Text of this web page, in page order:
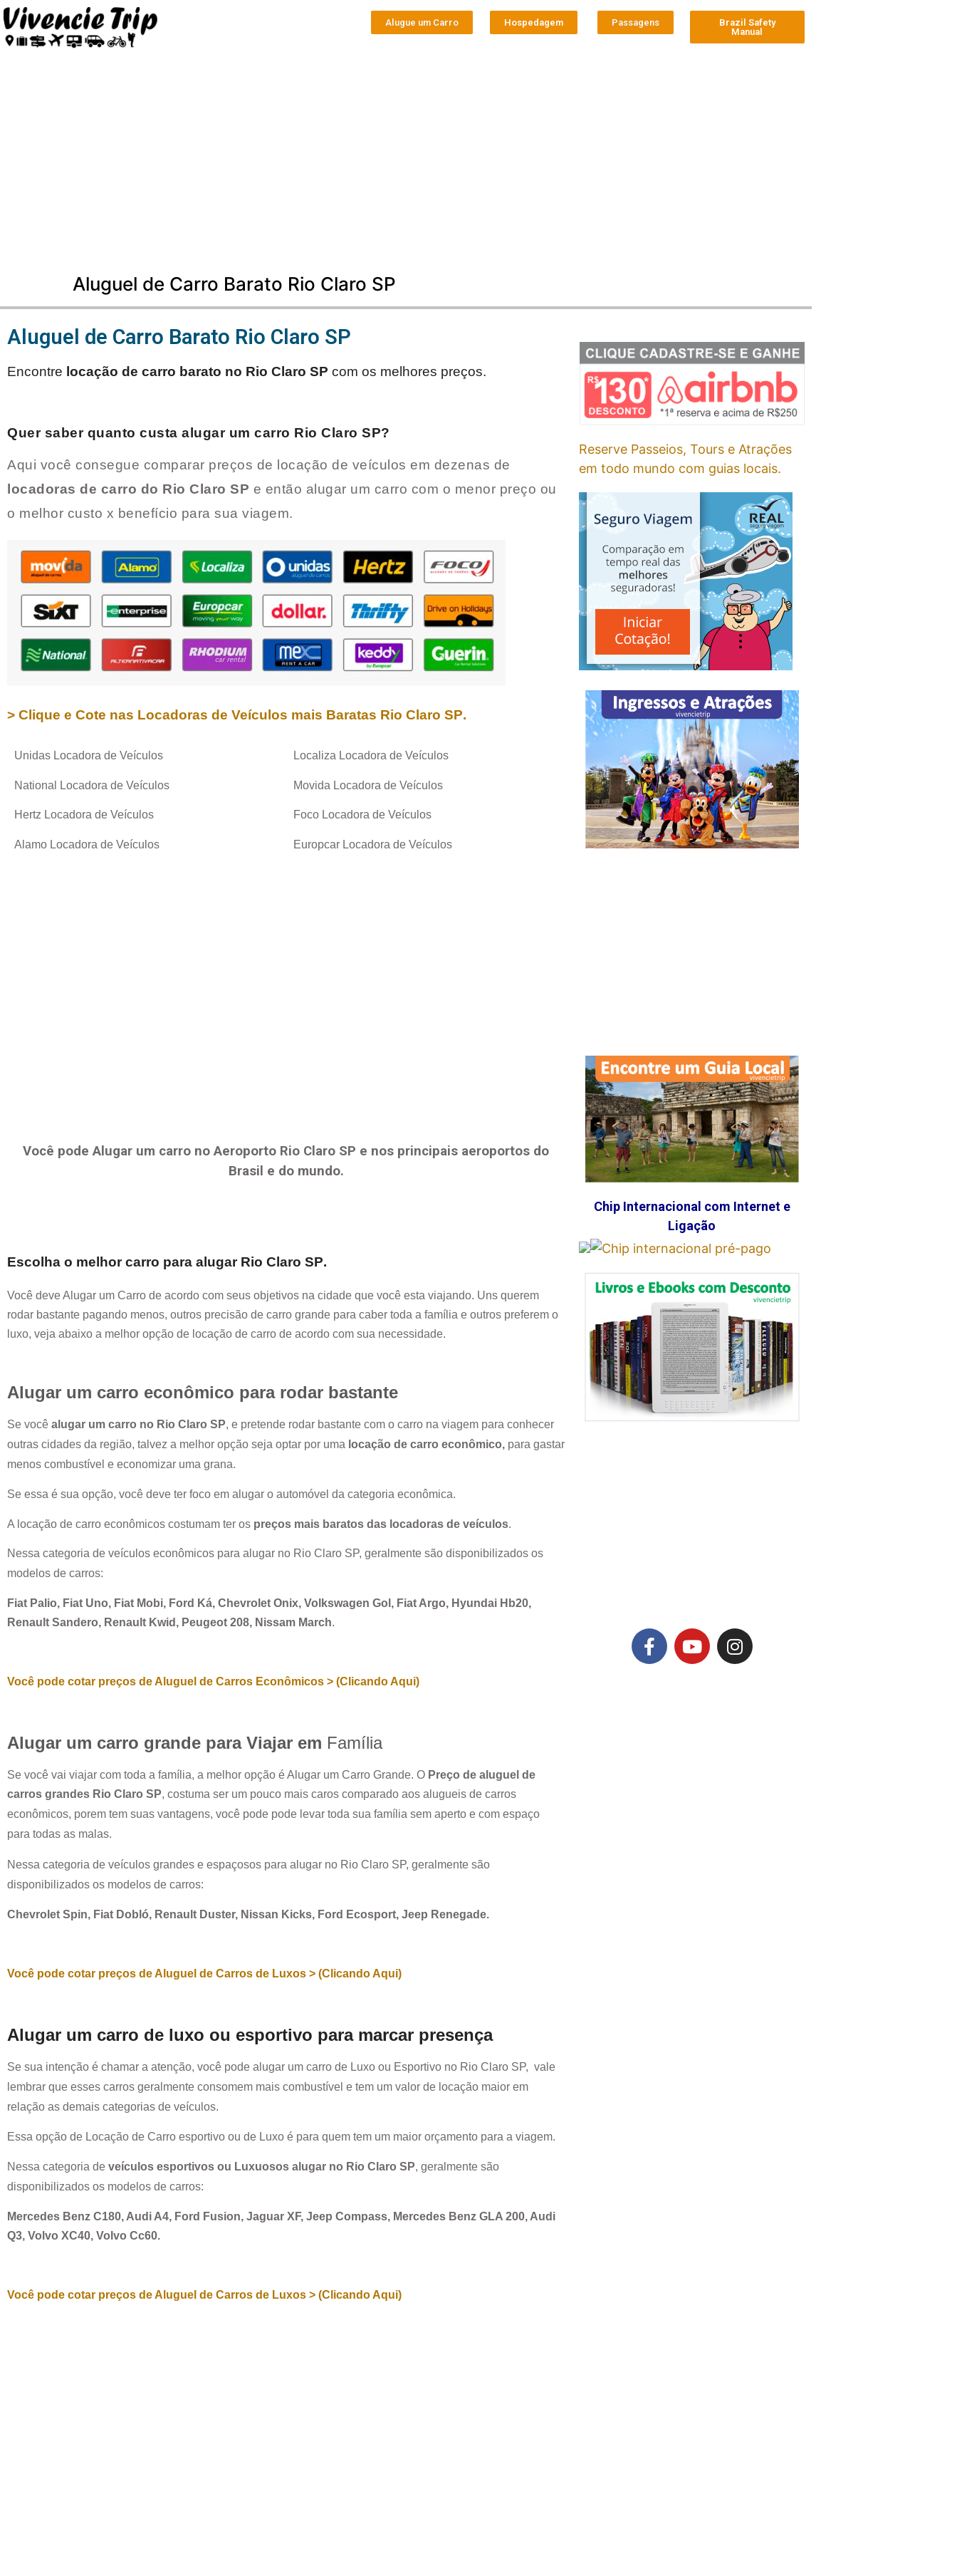
Alugue um Carro Hospedagem Passagens
Brazil Safety
Manual
Aluguel de Carro Barato Rio Claro SP
Aluguel de Carro Barato Rio Claro SP
Encontre locação de carro barato no Rio Claro SP com os melhores preços.
Quer saber quanto custa alugar um carro Rio Claro SP?
Aqui você consegue comparar preços de locação de veículos em dezenas de
locadoras de carro do Rio Claro SP e então alugar um carro com o menor preço ou
o melhor custo x benefício para sua viagem.
> Clique e Cote nas Locadoras de Veículos mais Baratas Rio Claro SP.
Unidas Locadora de Veículos
National Locadora de Veículos
Hertz Locadora de Veículos
Alamo Locadora de Veículos
Localiza Locadora de Veículos
Movida Locadora de Veículos
Foco Locadora de Veículos
Europcar Locadora de Veículos
Você pode Alugar um carro no Aeroporto Rio Claro SP e nos principais aeroportos do
Brasil e do mundo.
Escolha o melhor carro para alugar Rio Claro SP.
Você deve Alugar um Carro de acordo com seus objetivos na cidade que você esta viajando. Uns querem
rodar bastante pagando menos, outros precisão de carro grande para caber toda a família e outros preferem o
luxo, veja abaixo a melhor opção de locação de carro de acordo com sua necessidade.
Alugar um carro econômico para rodar bastante
Se você alugar um carro no Rio Claro SP, e pretende rodar bastante com o carro na viagem para conhecer
outras cidades da região, talvez a melhor opção seja optar por uma locação de carro econômico, para gastar
menos combustível e economizar uma grana.
Se essa é sua opção, você deve ter foco em alugar o automóvel da categoria econômica.
A locação de carro econômicos costumam ter os preços mais baratos das locadoras de veículos.
Nessa categoria de veículos econômicos para alugar no Rio Claro SP, geralmente são disponibilizados os
modelos de carros:
Fiat Palio, Fiat Uno, Fiat Mobi, Ford Ká, Chevrolet Onix, Volkswagen Gol, Fiat Argo, Hyundai Hb20,
Renault Sandero, Renault Kwid, Peugeot 208, Nissam March.
Você pode cotar preços de Aluguel de Carros Econômicos > (Clicando Aqui)
Alugar um carro grande para Viajar em Família
Se você vai viajar com toda a família, a melhor opção é Alugar um Carro Grande. O Preço de aluguel de
carros grandes Rio Claro SP, costuma ser um pouco mais caros comparado aos alugueis de carros
econômicos, porem tem suas vantagens, você pode pode levar toda sua família sem aperto e com espaço
para todas as malas.
Nessa categoria de veículos grandes e espaçosos para alugar no Rio Claro SP, geralmente são
disponibilizados os modelos de carros:
Chevrolet Spin, Fiat Dobló, Renault Duster, Nissan Kicks, Ford Ecosport, Jeep Renegade.
Você pode cotar preços de Aluguel de Carros de Luxos > (Clicando Aqui)
Alugar um carro de luxo ou esportivo para marcar presença
Se sua intenção é chamar a atenção, você pode alugar um carro de Luxo ou Esportivo no Rio Claro SP, vale
lembrar que esses carros geralmente consomem mais combustível e tem um valor de locação maior em
relação as demais categorias de veículos.
Essa opção de Locação de Carro esportivo ou de Luxo é para quem tem um maior orçamento para a viagem.
Nessa categoria de veículos esportivos ou Luxuosos alugar no Rio Claro SP, geralmente são
disponibilizados os modelos de carros:
Mercedes Benz C180, Audi A4, Ford Fusion, Jaguar XF, Jeep Compass, Mercedes Benz GLA 200, Audi
Q3, Volvo XC40, Volvo Cc60.
Você pode cotar preços de Aluguel de Carros de Luxos > (Clicando Aqui)
Reserve Passeios, Tours e Atrações
em todo mundo com guias locais.
Chip Internacional com Internet e
Ligação